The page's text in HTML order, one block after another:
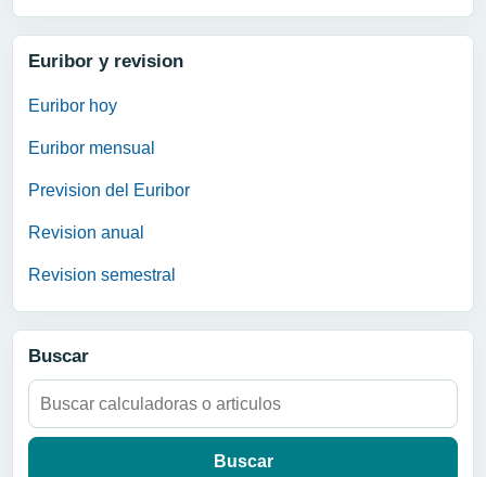
Euribor y revision
Euribor hoy
Euribor mensual
Prevision del Euribor
Revision anual
Revision semestral
Buscar
Buscar: